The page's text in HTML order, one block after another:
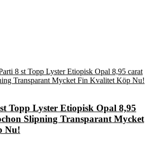
Topp Lyster Etiopisk Opal 8,95
Slipning Transparant Mycket
Nu!